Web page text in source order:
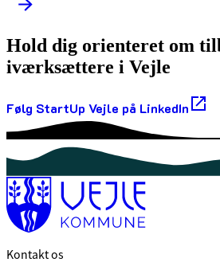
Hold dig orienteret om
iværksættere i Vejle
Følg StartUp Vejle på LinkedIn
Kontakt os